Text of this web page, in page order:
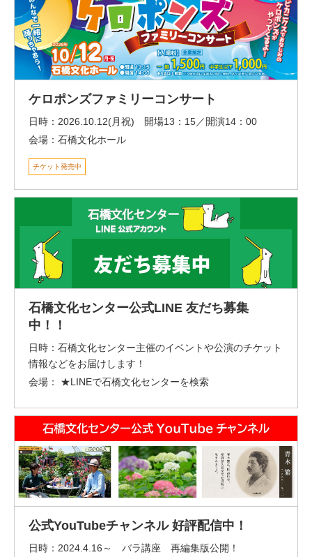
ケロポンズファミリーコンサート
日時： 2026.10.12(月祝) 開場13：15／開演14：00
会場： 石橋文化ホール
チケット発売中
石橋文化センター公式LINE 友だち募集
中！！
日時： 石橋文化センター主催のイベントや公演のチケット
情報などをお届けします！
会場：
★LINEで石橋文化センターを検索
公式YouTubeチャンネル 好評配信中！
日時： 2024.4.16～ バラ講座 再編集版公開！